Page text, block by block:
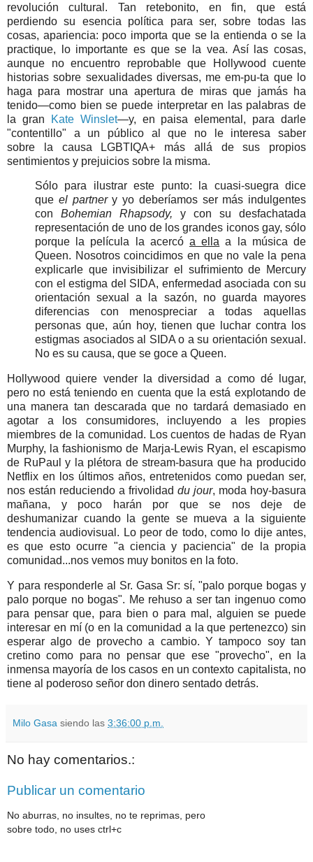
revolución cultural. Tan retebonito, en fin, que está
perdiendo su esencia política para ser, sobre todas las
cosas, apariencia: poco importa que se la entienda o se la
practique, lo importante es que se la vea. Así las cosas,
aunque no encuentro reprobable que Hollywood cuente
historias sobre sexualidades diversas, me em-pu-ta que lo
haga para mostrar una apertura de miras que jamás ha
tenido—como bien se puede interpretar en las palabras de
la gran
Kate Winslet—y, en paisa elemental, para darle
"contentillo" a un público al que no le interesa saber
sobre la causa LGBTIQA+ más allá de sus propios
sentimientos y prejuicios sobre la misma.
Sólo para ilustrar este punto: la cuasi-suegra dice
que el partnery yo deberíamos ser más indulgentes
con Bohemian Rhapsody, y con su desfachatada
representación de uno de los grandes iconos gay, sólo
porque la película la acercó a ella a la música de
Queen. Nosotros coincidimos en que no vale la pena
explicarle que invisibilizar el sufrimiento de Mercury
con el estigma del SIDA, enfermedad asociada con su
orientación sexual a la sazón, no guarda mayores
diferencias con menospreciar a todas aquellas
personas que, aún hoy, tienen que luchar contra los
estigmas asociados al SIDA o a su orientación sexual.
No es su causa, que se goce a Queen.
Hollywood quiere vender la diversidad a como dé lugar,
pero no está teniendo en cuenta que la está explotando de
una manera tan descarada que no tardará demasiado en
agotar a los consumidores, incluyendo a les propies
miembres de la comunidad. Los cuentos de hadas de Ryan
Murphy, la fashionismo de Marja-Lewis Ryan, el escapismo
de RuPaul y la plétora de stream-basura que ha producido
Netflix en los últimos años, entretenidos como puedan ser,
nos están reduciendo a frivolidad du jour, moda hoy-basura
mañana, y poco harán por que se nos deje de
deshumanizar cuando la gente se mueva a la siguiente
tendencia audiovisual. Lo peor de todo, como lo dije antes,
es que esto ocurre "a ciencia y paciencia" de la propia
comunidad...nos vemos muy bonitos en la foto.
Y para responderle al Sr. Gasa Sr: sí, "palo porque bogas y
palo porque no bogas". Me rehuso a ser tan ingenuo como
para pensar que, para bien o para mal, alguien se puede
interesar en mí (o en la comunidad a la que pertenezco) sin
esperar algo de provecho a cambio. Y tampoco soy tan
cretino como para no pensar que ese "provecho", en la
inmensa mayoría de los casos en un contexto capitalista, no
tiene al poderoso señor don dinero sentado detrás.
Milo Gasa siendo las 3:36:00 p.m.
No hay comentarios.:
Publicar un comentario
No aburras, no insultes, no te reprimas, pero
sobre todo, no uses ctrl+c